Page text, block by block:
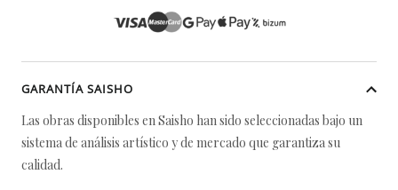
GARANTÍA SAISHO
Las obras disponibles en Saisho han sido seleccionadas bajo un
sistema de análisis artístico y de mercado que garantiza su
calidad.